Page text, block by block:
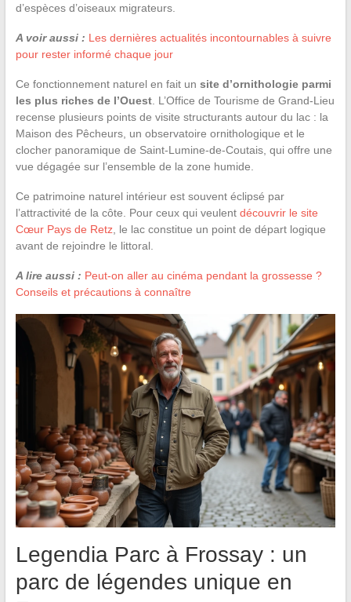
d’espèces d’oiseaux migrateurs.
A voir aussi : Les dernières actualités incontournables à suivre
pour rester informé chaque jour
Ce fonctionnement naturel en fait un site d’ornithologie parmi
les plus riches de l’Ouest. L’Office de Tourisme de Grand-Lieu
recense plusieurs points de visite structurants autour du lac : la
Maison des Pêcheurs, un observatoire ornithologique et le
clocher panoramique de Saint-Lumine-de-Coutais, qui offre une
vue dégagée sur l’ensemble de la zone humide.
Ce patrimoine naturel intérieur est souvent éclipsé par
l’attractivité de la côte. Pour ceux qui veulent découvrir le site
Cœur Pays de Retz, le lac constitue un point de départ logique
avant de rejoindre le littoral.
A lire aussi : Peut-on aller au cinéma pendant la grossesse ?
Conseils et précautions à connaître
Legendia Parc à Frossay : un
parc de légendes unique en